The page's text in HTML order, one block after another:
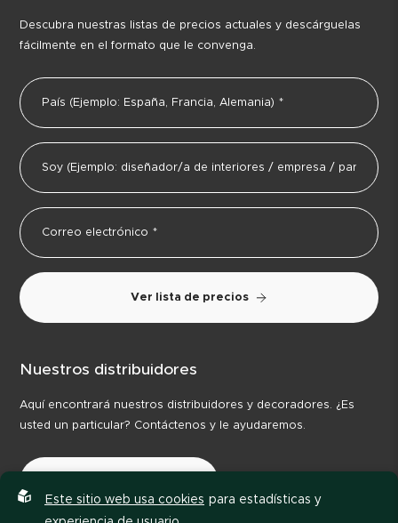
Descubra nuestras listas de precios actuales y descárguelas
fácilmente en el formato que le convenga.
Ver lista de precios
Nuestros distribuidores
Aquí encontrará nuestros distribuidores y decoradores. ¿Es
usted un particular? Contáctenos y le ayudaremos.
Este sitio web usa cookies para estadísticas y